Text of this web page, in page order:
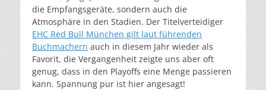
die Empfangsgeräte, sondern auch die
Atmosphäre in den Stadien. Der Titelverteidiger
EHC Red Bull München gilt laut führenden
Buchmachern auch in diesem Jahr wieder als
Favorit, die Vergangenheit zeigte uns aber oft
genug, dass in den Playoffs eine Menge passieren
kann. Spannung pur ist hier angesagt!